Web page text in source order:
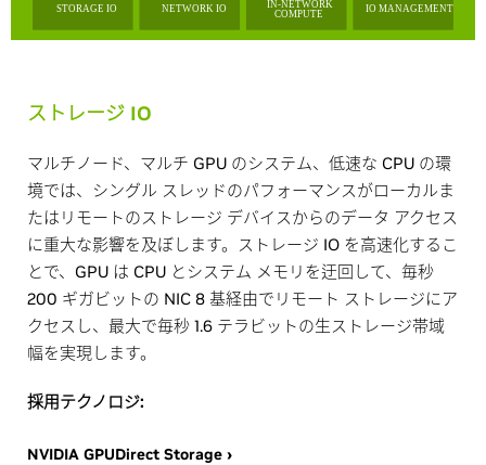
ストレージ IO
マルチノード、マルチ GPU のシステム、低速な CPU の環
境では、シングル スレッドのパフォーマンスがローカルま
たはリモートのストレージ デバイスからのデータ アクセス
に重大な影響を及ぼします。ストレージ IO を高速化するこ
とで、GPU は CPU とシステム メモリを迂回して、毎秒
200 ギガビットの NIC 8 基経由でリモート ストレージにア
クセスし、最大で毎秒 1.6 テラビットの生ストレージ帯域
幅を実現します。
採用テクノロジ:
NVIDIA GPUDirect Storage ›